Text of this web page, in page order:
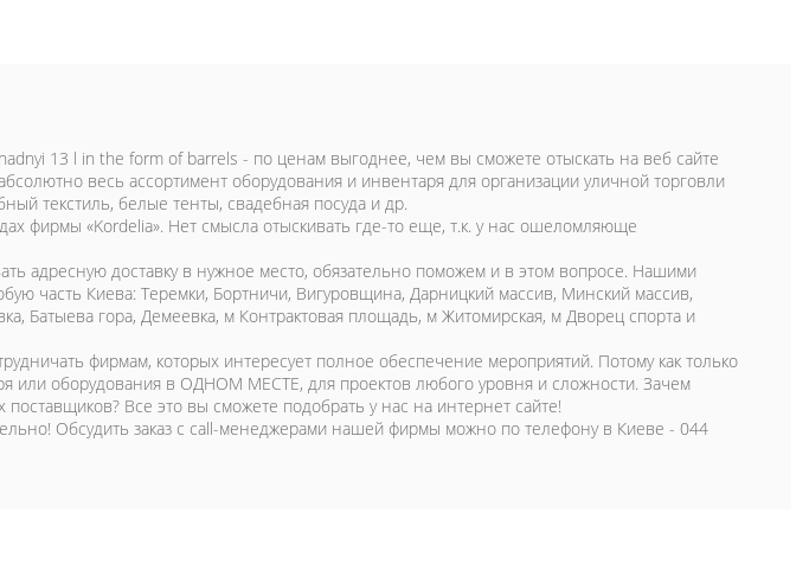
13 l in the form of barrels - по ценам выгоднее, чем вы сможете отыскать на веб сайте
весь ассортимент оборудования и инвентаря для организации уличной торговли
текстиль, белые тенты, свадебная посуда и др.
фирмы «Kordelia». Нет смысла отыскивать где-то еще, т.к. у нас ошеломляюще
адресную доставку в нужное место, обязательно поможем и в этом вопросе. Нашими
часть Киева: Теремки, Бортничи, Вигуровщина, Дарницкий массив, Минский массив,
Батыева гора, Демеевка, м Контрактовая площадь, м Житомирская, м Дворец спорта и
фирмам, которых интересует полное обеспечение мероприятий. Потому как только
или оборудования в ОДНОМ МЕСТЕ, для проектов любого уровня и сложности. Зачем
поставщиков? Все это вы сможете подобрать у нас на интернет сайте!
Обсудить заказ с call-менеджерами нашей фирмы можно по телефону в Киеве - 044